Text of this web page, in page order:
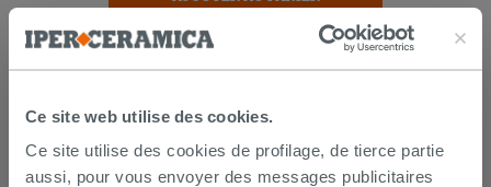
Ce site web utilise des cookies.
Ce site utilise des cookies de profilage, de tierce partie
aussi, pour vous envoyer des messages publicitaires